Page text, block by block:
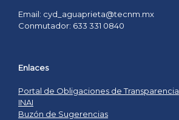
Email: cyd_aguaprieta@tecnm.mx
Conmutador: 633 331 0840
Enlaces
Portal de Obligaciones de Transparencia
INAI
Buzón de Sugerencias